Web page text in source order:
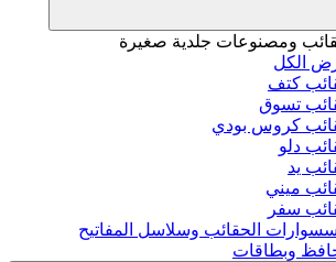
ومصنوعات جلدية صغيرة
الكل
كتف
تسوق
كروس بودي
دلو
يد
ميني
سفر
الحقائب وسلاسل المفاتيح
وبطاقات